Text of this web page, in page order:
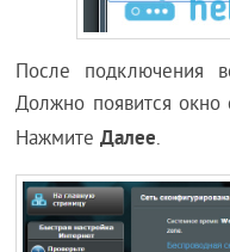
После подключения
Должно появится
НажмитеДалее.